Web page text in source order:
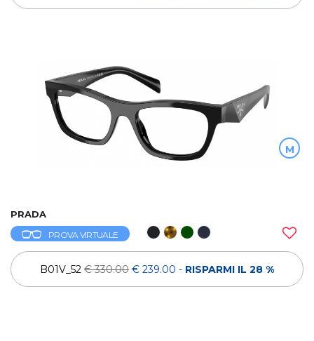
M
PRADA
PROVA VIRTUALE
B01V_52 € 330.00 € 239.00 - RISPARMI IL 28 %